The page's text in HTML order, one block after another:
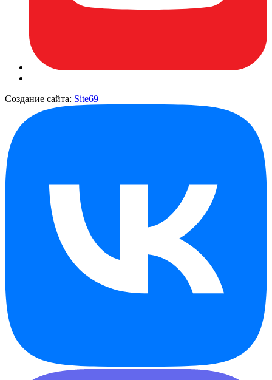
Создание сайта: Site69